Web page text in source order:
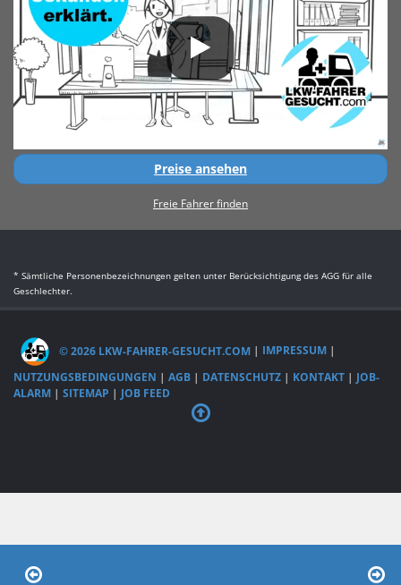
Preise ansehen
Freie Fahrer finden
* Sämtliche Personenbezeichnungen gelten unter Berücksichtigung des AGG für alle
Geschlechter.
© 2026 LKW-FAHRER-GESUCHT.COM | IMPRESSUM |
NUTZUNGSBEDINGUNGEN | AGB | DATENSCHUTZ | KONTAKT | JOB-
ALARM | SITEMAP | JOB FEED